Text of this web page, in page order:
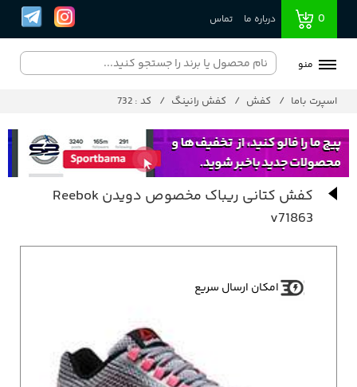
0 درباره ما تماس
منو
اسپرت باما کفش کفش رانینگ کد : 732
کفش کتانی ریباک مخصوص دویدن Reebok
v71863
امکان ارسال سریع